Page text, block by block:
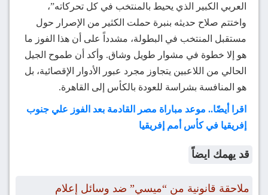
العربي الكبير الذي يحيط بالمنتخب في كل تحركاته”،
واختتم صلاح حديثه بنبرة حملت الكثير من الإصرار حول
مستقبل المنتخب في البطولة، مشدداً على أن هذا الفوز ما
هو إلا خطوة في مشوار طويل وشاق. وأكد أن طموح الجيل
الحالي من اللاعبين يتجاوز مجرد عبور الأدوار الإقصائية، بل
هو المنافسة بشراسة للعودة بالكأس إلى القاهرة.
اقرا أيضًا.. موعد مباراة مصر القادمة بعد الفوز علي جنوب
إفريقيا في كأس أمم إفريقيا
قد يهمك ايضاً
ملاحقة قانونية من “ميسي” ضد وسائل إعلام